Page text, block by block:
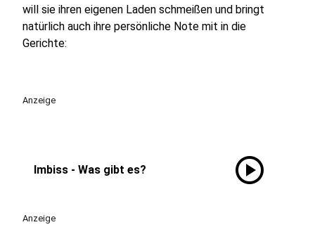
will sie ihren eigenen Laden schmeißen und bringt
natürlich auch ihre persönliche Note mit in die
Gerichte:
Anzeige
Imbiss - Was gibt es? play_circle
Anzeige